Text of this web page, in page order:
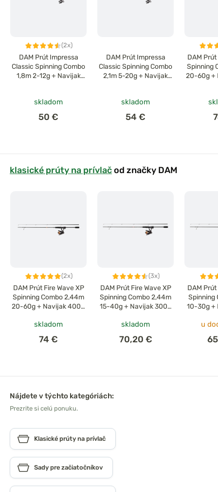
(2x)
DAM Prút Impressa
Classic Spinning Combo
1,8m 2-12g + Navijak
skladom
50 €
DAM Prút Impressa
Classic Spinning Combo
2,1m 5-20g + Navijak
skladom
54 €
DAM
Spinning
20-60g +
klasické prúty na prívlačod značky DAM
(2x)
DAM Prút Fire Wave XP
Spinning Combo 2,44m
20-60g + Navijak 4000
skladom
74 €
(3x)
DAM Prút Fire Wave XP
Spinning Combo 2,44m
15-40g + Navijak 3000
skladom
70,20 €
DAM
Spinning
10-30g +
u
Nájdete v týchto kategóriách:
Prezrite si celú ponuku.
Klasické prúty na prívlač
Sady pre začiatočníkov